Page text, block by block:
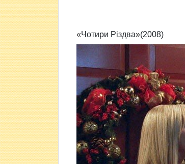
«Чотири Різдва»(2008)